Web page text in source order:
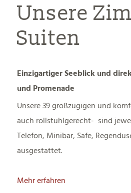
Unsere
Suiten
Einzigartiger Seeblick und
und Promenade
Unsere 39 großzügigen und
auch rollstuhlgerecht- sind
Telefon, Minibar, Safe,
ausgestattet.
Mehr erfahren